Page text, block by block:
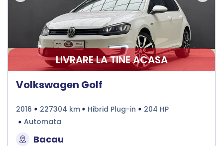
LIVRARE LA TINE ACASA
Volkswagen Golf
2016 227304 km Hibrid Plug-in
204 HP
Automata
Bacau